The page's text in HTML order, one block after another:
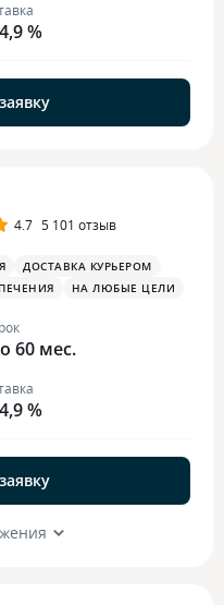
%
4.7 5 101 отзыв
ДОСТАВКА КУРЬЕРОМ
НА ЛЮБЫЕ ЦЕЛИ
60 мес.
%